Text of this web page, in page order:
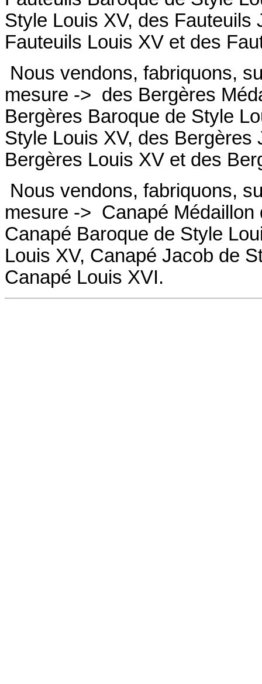
Style Louis XV, des Fauteuils
Fauteuils Louis XV et des
Nous vendons, fabriquons,
mesure -> des Bergères
Bergères Baroque de Style
Style Louis XV, des Bergères
Bergères Louis XV et des
Nous vendons, fabriquons,
mesure -> Canapé
Canapé Baroque de Style
Louis XV, Canapé Jacob de
Canapé Louis XVI.